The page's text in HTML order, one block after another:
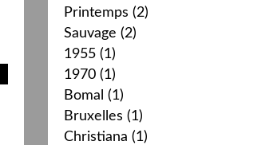
Printemps (2)
Sauvage (2)
1955 (1)
1970 (1)
Bomal (1)
Bruxelles (1)
Christiana (1)